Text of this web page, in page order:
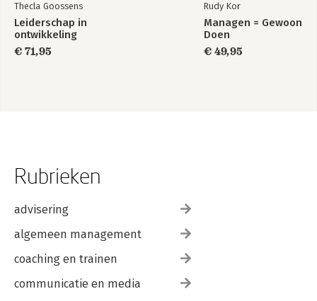
Thecla Goossens
Leiderschap in
ontwikkeling
€ 71,95
Rudy Kor
Managen = Gewoon
Doen
€ 49,95
Rubrieken
advisering
algemeen management
coaching en trainen
communicatie en media